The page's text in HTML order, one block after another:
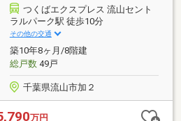
可能(別途規約有)●不在時も荷物を
クス有り●広々とした52.54㎡のル
つくばエクスプレス 流山セント
ラルパーク駅 徒歩10分
その他の交通
築10年8ヶ月/8階建
総戸数49戸
千葉県流山市加２
万円